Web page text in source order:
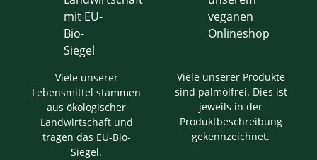
Viele unserer
Lebensmittel stammen
aus ökologischer
Landwirtschaft und
tragen das EU-Bio-
Siegel.
Viele unserer Produkte
sind palmölfrei. Dies ist
jeweils in der
Produktbeschreibung
gekennzeichnet.